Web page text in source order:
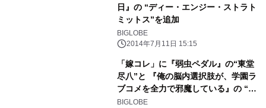
日』の “ディー・エンジー・ストラト
ミットス”を追加
BIGLOBE
2014年7月11日 15:15
「嫁コレ」に『弱虫ペダル』の“東堂
尽八”と 『俺の脳内選択肢が、学園ラ
ブコメを全力で邪魔している』の “遊
王子謳歌”を追加
BIGLOBE